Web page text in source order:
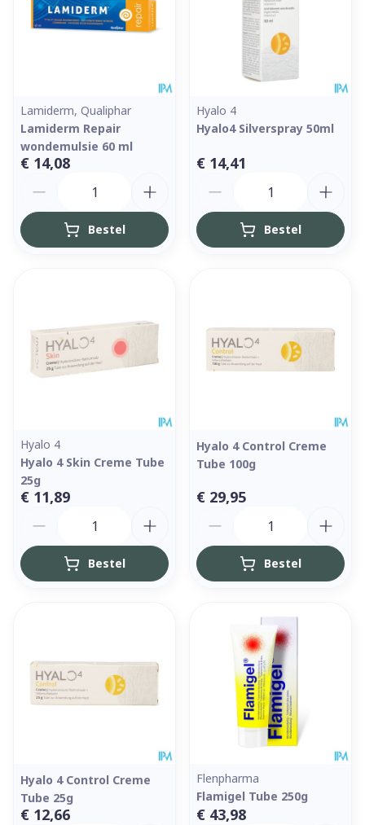
Lamiderm, Qualiphar
Lamiderm Repair
wondemulsie 60 ml
€ 14,08
Bestel
Hyalo 4
Hyalo4 Silverspray 50ml
€ 14,41
Bestel
Hyalo 4
Hyalo 4 Skin Creme Tube
25g
€ 11,89
Bestel
Hyalo 4 Control Creme
Tube 100g
€ 29,95
Bestel
Hyalo 4 Control Creme
Tube 25g
€ 12,66
Flenpharma
Flamigel Tube 250g
€ 43,98